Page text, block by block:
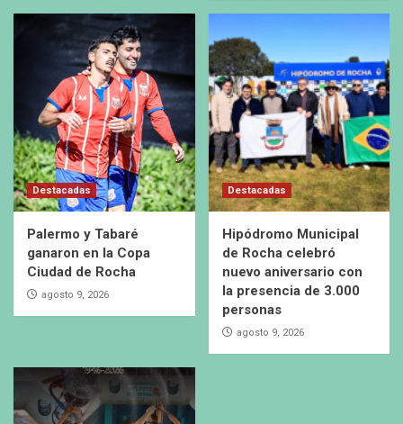
Destacadas
Palermo y Tabaré
ganaron en la Copa
Ciudad de Rocha
agosto 9, 2026
Destacadas
Hipódromo Municipal
de Rocha celebró
nuevo aniversario con
la presencia de 3.000
personas
agosto 9, 2026